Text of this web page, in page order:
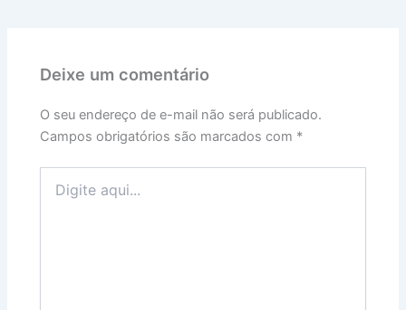
Deixe um comentário
O seu endereço de e-mail não será publicado.
Campos obrigatórios são marcados com *
aqui...